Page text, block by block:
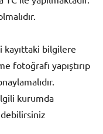
bilgilere
fotoğrafı yapıştırıp
kurumda